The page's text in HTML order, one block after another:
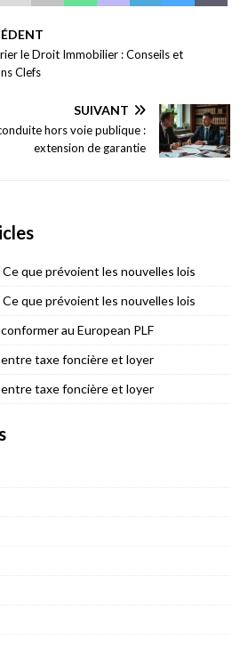
le Droit Immobilier : Conseils et
Clefs
SUIVANT
hors voie publique :
extension de garantie
que prévoient les nouvelles lois
que prévoient les nouvelles lois
au European PLF
taxe foncière et loyer
taxe foncière et loyer